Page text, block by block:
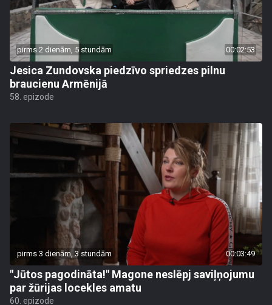
pirms 2 dienām, 5 stundām 00:02:53
Jesica Zundovska piedzīvo spriedzes pilnu
braucienu Armēnijā
58. epizode
pirms 3 dienām, 3 stundām 00:03:49
"Jūtos pagodināta!" Magone neslēpj saviļņojumu
par žūrijas locekles amatu
60. epizode